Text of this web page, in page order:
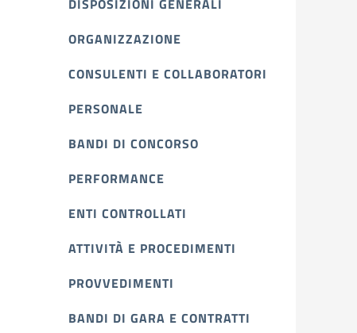
DISPOSIZIONI GENERALI
ORGANIZZAZIONE
CONSULENTI E COLLABORATORI
PERSONALE
BANDI DI CONCORSO
PERFORMANCE
ENTI CONTROLLATI
ATTIVITÀ E PROCEDIMENTI
PROVVEDIMENTI
BANDI DI GARA E CONTRATTI